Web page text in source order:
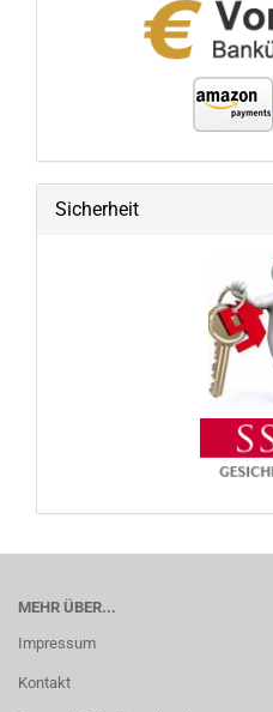
Sicherheit
MEHR ÜBER...
Impressum
Kontakt